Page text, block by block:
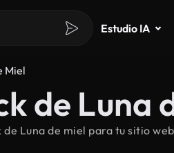
Estudio IA
Miel
de Luna
Luna de miel para tu sitio